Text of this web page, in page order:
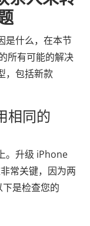
是什么，在本节
所有可能的解决
，包括新款
相同的
。升级 iPhone
常关键，因为两
是检查您的